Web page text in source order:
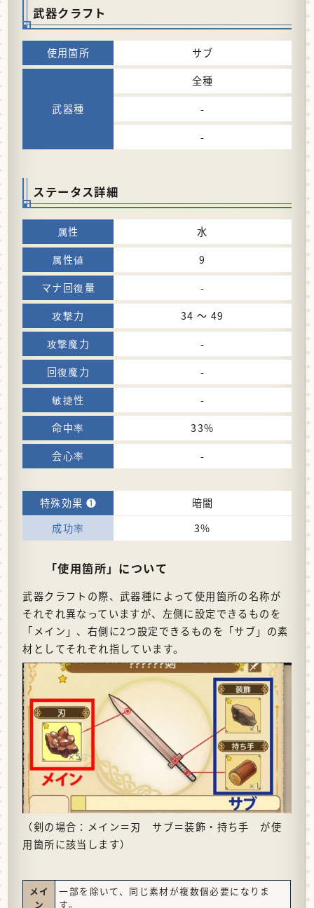
武器クラフト
サブ
全種
-
-
ステータス詳細
水
9
-
34 〜 49
-
-
-
33%
-
暗闇
3%
「使用箇所」について
武器クラフトの際、武器種によって使用箇所の名称が
それぞれ異なっていますが、左側に設定できるものを
「メイン」、右側に2つ設定できるものを「サブ」の素
材としてそれぞれ指しています。
（剣の場合：メイン＝刃 サブ＝装飾・持ち手 が使
用箇所に該当します）
メイ
ン
一部を除いて、同じ素材が複数個必要になりま
す。